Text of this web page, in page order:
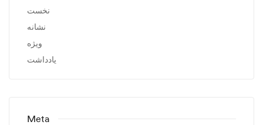
نخست
نشانه
ویژه
یادداشت
Meta